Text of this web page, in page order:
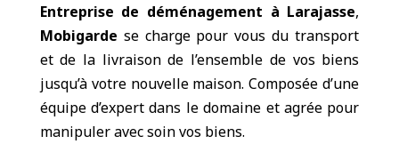
Entreprise de déménagement à Larajasse,
Mobigarde se charge pour vous du transport
et de la livraison de l’ensemble de vos biens
jusqu’à votre nouvelle maison. Composée d’une
équipe d’expert dans le domaine et agrée pour
manipuler avec soin vos biens.